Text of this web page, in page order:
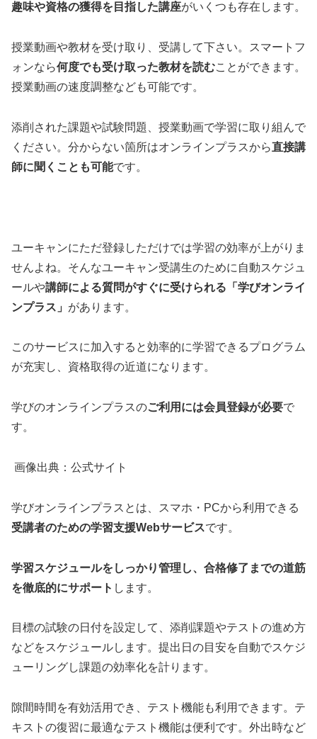
趣味や資格の獲得を目指した講座がいくつも存在します。
授業動画や教材を受け取り、受講して下さい。スマートフ
ォンなら何度でも受け取った教材を読むことができます。
授業動画の速度調整なども可能です。
添削された課題や試験問題、授業動画で学習に取り組んで
ください。分からない箇所はオンラインプラスから直接講
師に聞くことも可能です。
ユーキャンにただ登録しただけでは学習の効率が上がりま
せんよね。そんなユーキャン受講生のために自動スケジュ
ールや講師による質問がすぐに受けられる「学びオンライ
ンプラス」 があります。
このサービスに加入すると効率的に学習できるプログラム
が充実し、資格取得の近道になります。
学びのオンラインプラスのご利用には会員登録が必要で
す。
画像出典：公式サイト
学びオンラインプラスとは、スマホ・PCから利用できる
受講者のための学習支援Webサービスです。
学習スケジュールをしっかり管理し、合格修了までの道筋
を徹底的にサポート します。
目標の試験の日付を設定して、添削課題やテストの進め方
などをスケジュールします。提出日の目安を自動でスケジ
ューリングし課題の効率化を計ります。
隙間時間を有効活用でき、テスト機能も利用できます。テ
キストの復習に最適なテスト機能は便利です。外出時など